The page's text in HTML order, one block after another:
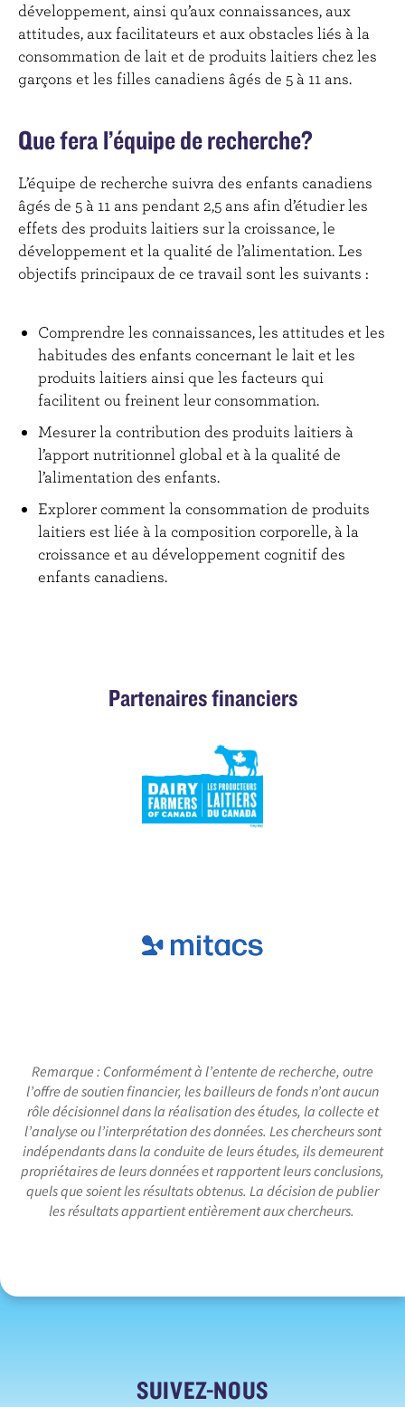
développement, ainsi qu’aux connaissances, aux
attitudes, aux facilitateurs et aux obstacles liés à la
consommation de lait et de produits laitiers chez les
garçons et les filles canadiens âgés de 5 à 11 ans.
Que fera l’équipe de recherche?
L’équipe de recherche suivra des enfants canadiens
âgés de 5 à 11 ans pendant 2,5 ans afin d’étudier les
effets des produits laitiers sur la croissance, le
développement et la qualité de l’alimentation. Les
objectifs principaux de ce travail sont les suivants :
Comprendre les connaissances, les attitudes et les
habitudes des enfants concernant le lait et les
produits laitiers ainsi que les facteurs qui
facilitent ou freinent leur consommation.
Mesurer la contribution des produits laitiers à
l’apport nutritionnel global et à la qualité de
l’alimentation des enfants.
Explorer comment la consommation de produits
laitiers est liée à la composition corporelle, à la
croissance et au développement cognitif des
enfants canadiens.
Partenaires financiers
Remarque : Conformément à l’entente de recherche, outre
l’offre de soutien financier, les bailleurs de fonds n’ont aucun
rôle décisionnel dans la réalisation des études, la collecte et
l’analyse ou l’interprétation des données. Les chercheurs sont
indépendants dans la conduite de leurs études, ils demeurent
propriétaires de leurs données et rapportent leurs conclusions,
quels que soient les résultats obtenus. La décision de publier
les résultats appartient entièrement aux chercheurs.
SUIVEZ-NOUS